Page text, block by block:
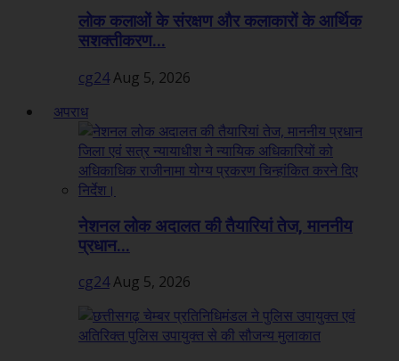
लोक कलाओं के संरक्षण और कलाकारों के आर्थिक
सशक्तीकरण...
cg24Aug 5, 2026
अपराध
नेशनल लोक अदालत की तैयारियां तेज, माननीय
प्रधान...
cg24Aug 5, 2026